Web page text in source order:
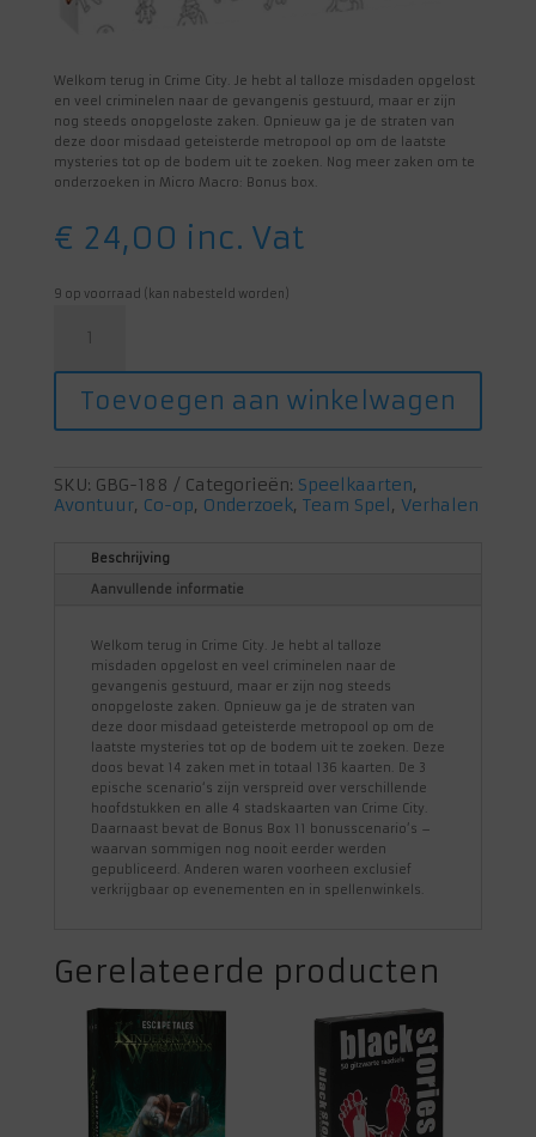
Welkom terug in Crime City. Je hebt al talloze misdaden opgelost
en veel criminelen naar de gevangenis gestuurd, maar er zijn
nog steeds onopgeloste zaken. Opnieuw ga je de straten van
deze door misdaad geteisterde metropool op om de laatste
mysteries tot op de bodem uit te zoeken. Nog meer zaken om te
onderzoeken in Micro Macro: Bonus box.
€ 24,00 inc. Vat
9 op voorraad (kan nabesteld worden)
Macro:
box
aantalToevoegen aan winkelwagen
SKU: GBG-188 Categorieën: Speelkaarten,
Avontuur, Co-op, Onderzoek, Team Spel , Verhalen
Beschrijving
Aanvullende informatie
Welkom terug in Crime City. Je hebt al talloze
misdaden opgelost en veel criminelen naar de
gevangenis gestuurd, maar er zijn nog steeds
onopgeloste zaken. Opnieuw ga je de straten van
deze door misdaad geteisterde metropool op om de
laatste mysteries tot op de bodem uit te zoeken. Deze
doos bevat 14 zaken met in totaal 136 kaarten. De 3
epische scenario‘s zijn verspreid over verschillende
hoofdstukken en alle 4 stadskaarten van Crime City.
Daarnaast bevat de Bonus Box 11 bonusscenario’s –
waarvan sommigen nog nooit eerder werden
gepubliceerd. Anderen waren voorheen exclusief
verkrijgbaar op evenementen en in spellenwinkels.
Gerelateerde producten